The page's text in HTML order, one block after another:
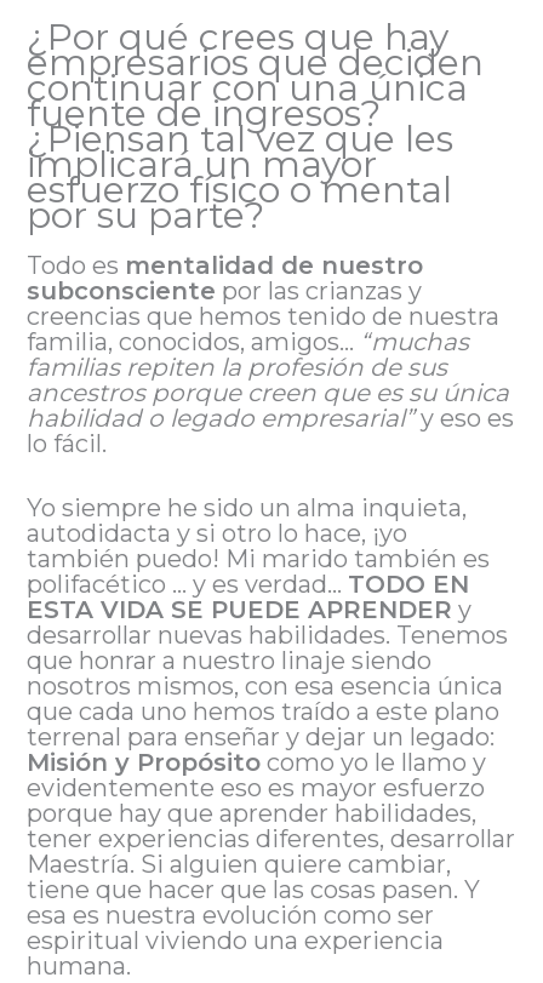
¿Por qué crees que hay
empresarios que deciden
continuar con una única
fuente de ingresos?
¿Piensan tal vez que les
implicará un mayor
esfuerzo físico o mental
por su parte?
Todo es mentalidad de nuestro
subconsciente por las crianzas y
creencias que hemos tenido de nuestra
familia, conocidos, amigos… “muchas
familias repiten la profesión de sus
ancestros porque creen que es su única
habilidad o legado empresarial”y eso es
lo fácil.
Yo siempre he sido un alma inquieta,
autodidacta y si otro lo hace, ¡yo
también puedo! Mi marido también es
polifacético … y es verdad… TODO EN
ESTA VIDA SE PUEDE APRENDER y
desarrollar nuevas habilidades. Tenemos
que honrar a nuestro linaje siendo
nosotros mismos, con esa esencia única
que cada uno hemos traído a este plano
terrenal para enseñar y dejar un legado:
Misión y Propósito como yo le llamo y
evidentemente eso es mayor esfuerzo
porque hay que aprender habilidades,
tener experiencias diferentes, desarrollar
Maestría. Si alguien quiere cambiar,
tiene que hacer que las cosas pasen. Y
esa es nuestra evolución como ser
espiritual viviendo una experiencia
humana.